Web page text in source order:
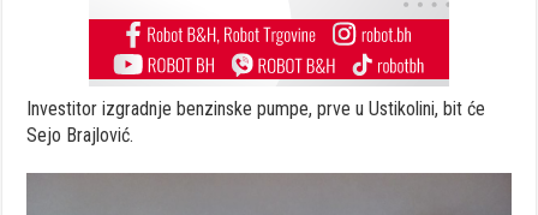
Investitor izgradnje benzinske pumpe, prve u Ustikolini, bit će
Sejo Brajlović.